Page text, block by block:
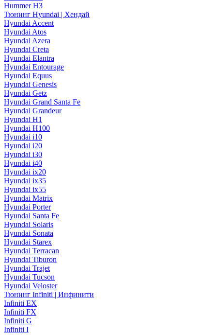
Hummer H3
Тюнинг Hyundai | Хендай
Hyundai Accent
Hyundai Atos
Hyundai Azera
Hyundai Creta
Hyundai Elantra
Hyundai Entourage
Hyundai Equus
Hyundai Genesis
Hyundai Getz
Hyundai Grand Santa Fe
Hyundai Grandeur
Hyundai H1
Hyundai H100
Hyundai i10
Hyundai i20
Hyundai i30
Hyundai i40
Hyundai ix20
Hyundai ix35
Hyundai ix55
Hyundai Matrix
Hyundai Porter
Hyundai Santa Fe
Hyundai Solaris
Hyundai Sonata
Hyundai Starex
Hyundai Terracan
Hyundai Tiburon
Hyundai Trajet
Hyundai Tucson
Hyundai Veloster
Тюнинг Infiniti | Инфинити
Infiniti EX
Infiniti FX
Infiniti G
Infiniti I